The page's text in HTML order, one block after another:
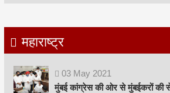
महाराष्ट्र
03 May 2021
मुंबई कांग्रेस की ओर से मुंबईकरों की